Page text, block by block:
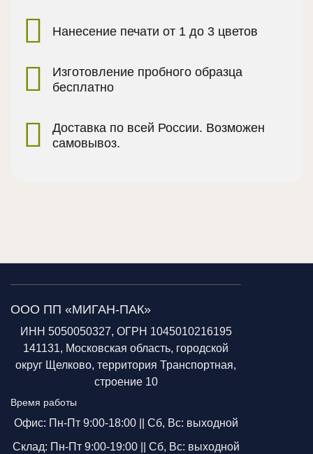
Нанесение печати от 1 до 3 цветов
Изготовление пробного образца
бесплатно
Доставка по всей России. Возможен
самовывоз.
ООО ПП «МИГАН-ПАК»
ИНН 5050050327, ОГРН 1045010216195
141131, Московская область, городской
округ Щелково, территория Транспортная,
строение 10
Время работы
Офис: Пн-Пт 9:00-18:00 || Сб, Вс: выходной
Склад: Пн-Пт 9:00-19:00 || Сб, Вс: выходной